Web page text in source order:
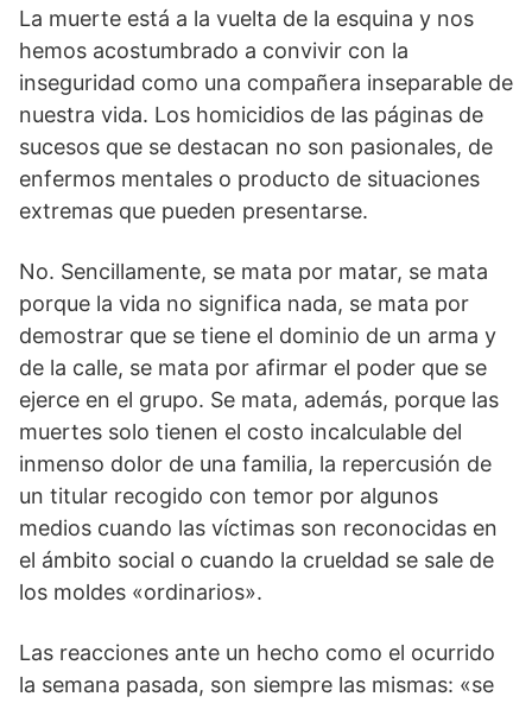
La muerte está a la vuelta de la esquina y nos
hemos acostumbrado a convivir con la
inseguridad como una compañera inseparable de
nuestra vida. Los homicidios de las páginas de
sucesos que se destacan no son pasionales, de
enfermos mentales o producto de situaciones
extremas que pueden presentarse.
No. Sencillamente, se mata por matar, se mata
porque la vida no significa nada, se mata por
demostrar que se tiene el dominio de un arma y
de la calle, se mata por afirmar el poder que se
ejerce en el grupo. Se mata, además, porque las
muertes solo tienen el costo incalculable del
inmenso dolor de una familia, la repercusión de
un titular recogido con temor por algunos
medios cuando las víctimas son reconocidas en
el ámbito social o cuando la crueldad se sale de
los moldes «ordinarios».
Las reacciones ante un hecho como el ocurrido
la semana pasada, son siempre las mismas: «se